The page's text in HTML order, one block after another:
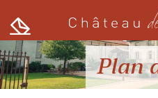
content
Plan